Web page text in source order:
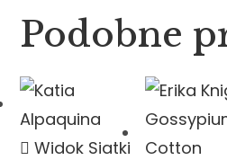
Podobne
Widok Siatki